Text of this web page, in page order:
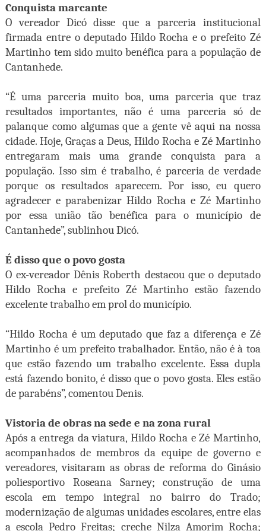
Conquista marcante
O vereador Dicó disse que a parceria institucional
firmada entre o deputado Hildo Rocha e o prefeito Zé
Martinho tem sido muito benéfica para a população de
Cantanhede.
“É uma parceria muito boa, uma parceria que traz
resultados importantes, não é uma parceria só de
palanque como algumas que a gente vê aqui na nossa
cidade. Hoje, Graças a Deus, Hildo Rocha e Zé Martinho
entregaram mais uma grande conquista para a
população. Isso sim é trabalho, é parceria de verdade
porque os resultados aparecem. Por isso, eu quero
agradecer e parabenizar Hildo Rocha e Zé Martinho
por essa união tão benéfica para o município de
Cantanhede”, sublinhou Dicó.
É disso que o povo gosta
O ex-vereador Dênis Roberth destacou que o deputado
Hildo Rocha e prefeito Zé Martinho estão fazendo
excelente trabalho em prol do município.
“Hildo Rocha é um deputado que faz a diferença e Zé
Martinho é um prefeito trabalhador. Então, não é à toa
que estão fazendo um trabalho excelente. Essa dupla
está fazendo bonito, é disso que o povo gosta. Eles estão
de parabéns”, comentou Denis.
Vistoria de obras na sede e na zona rural
Após a entrega da viatura, Hildo Rocha e Zé Martinho,
acompanhados de membros da equipe de governo e
vereadores, visitaram as obras de reforma do Ginásio
poliesportivo Roseana Sarney; construção de uma
escola em tempo integral no bairro do Trado;
modernização de algumas unidades escolares, entre elas
a escola Pedro Freitas; creche Nilza Amorim Rocha;